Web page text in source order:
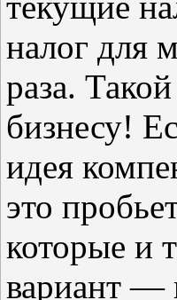
налог для
раза.
бизнесу!
идея
это
которые и
вариант —